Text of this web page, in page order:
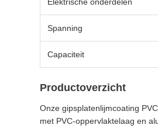
Spanning
Capaciteit
Productoverzicht
Onze gipsplatenlijmcoating
met PVC-oppervlaktelaag en